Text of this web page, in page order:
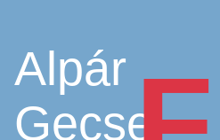
Alpár
Gecse